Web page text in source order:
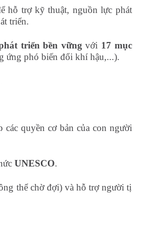
hỗ trợ kỹ thuật, nguồn lực phát
triển.
triển bền vững với 17 mục
ứng phó biến đổi khí hậu,...).
các quyền cơ bản của con người
UNESCO.
thể chờ đợi) và hỗ trợ người tị